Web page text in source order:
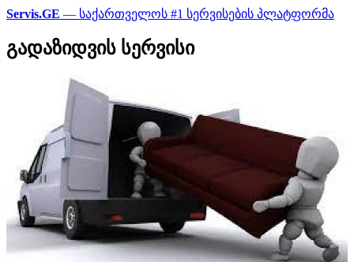
Servis.GE — საქართველოს #1 სერვისების პლატფორმა
გადაზიდვის სერვისი